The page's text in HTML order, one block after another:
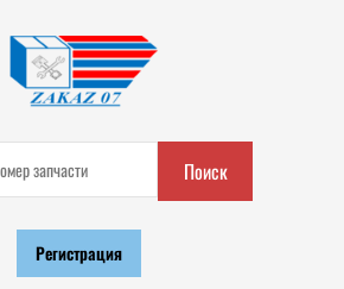
Поиск
Регистрация